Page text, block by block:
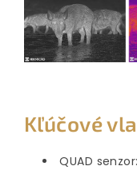
Kľúčové
QUAD